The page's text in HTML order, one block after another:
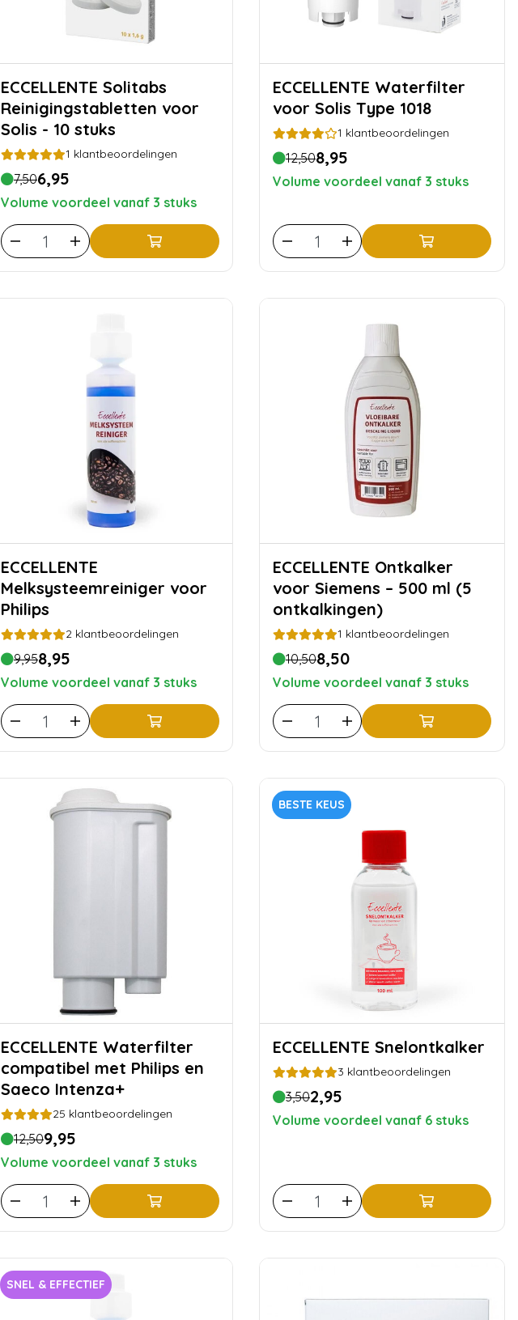
ECCELLENTE Solitabs
Reinigingstabletten voor
Solis - 10 stuks
1 klantbeoordelingen
7,506,95
Volume voordeel vanaf 3 stuks
ECCELLENTE Waterfilter
voor Solis Type 1018
1 klantbeoordelingen
12,508,95
Volume voordeel vanaf 3 stuks
ECCELLENTE
Melksysteemreiniger voor
Philips
2 klantbeoordelingen
9,958,95
Volume voordeel vanaf 3 stuks
ECCELLENTE Ontkalker
voor Siemens – 500 ml (5
ontkalkingen)
1 klantbeoordelingen
10,508,50
Volume voordeel vanaf 3 stuks
ECCELLENTE Waterfilter
compatibel met Philips en
Saeco Intenza+
25 klantbeoordelingen
12,509,95
Volume voordeel vanaf 3 stuks
BESTE KEUS
ECCELLENTE Snelontkalker
3 klantbeoordelingen
3,502,95
Volume voordeel vanaf 6 stuks
SNEL & EFFECTIEF